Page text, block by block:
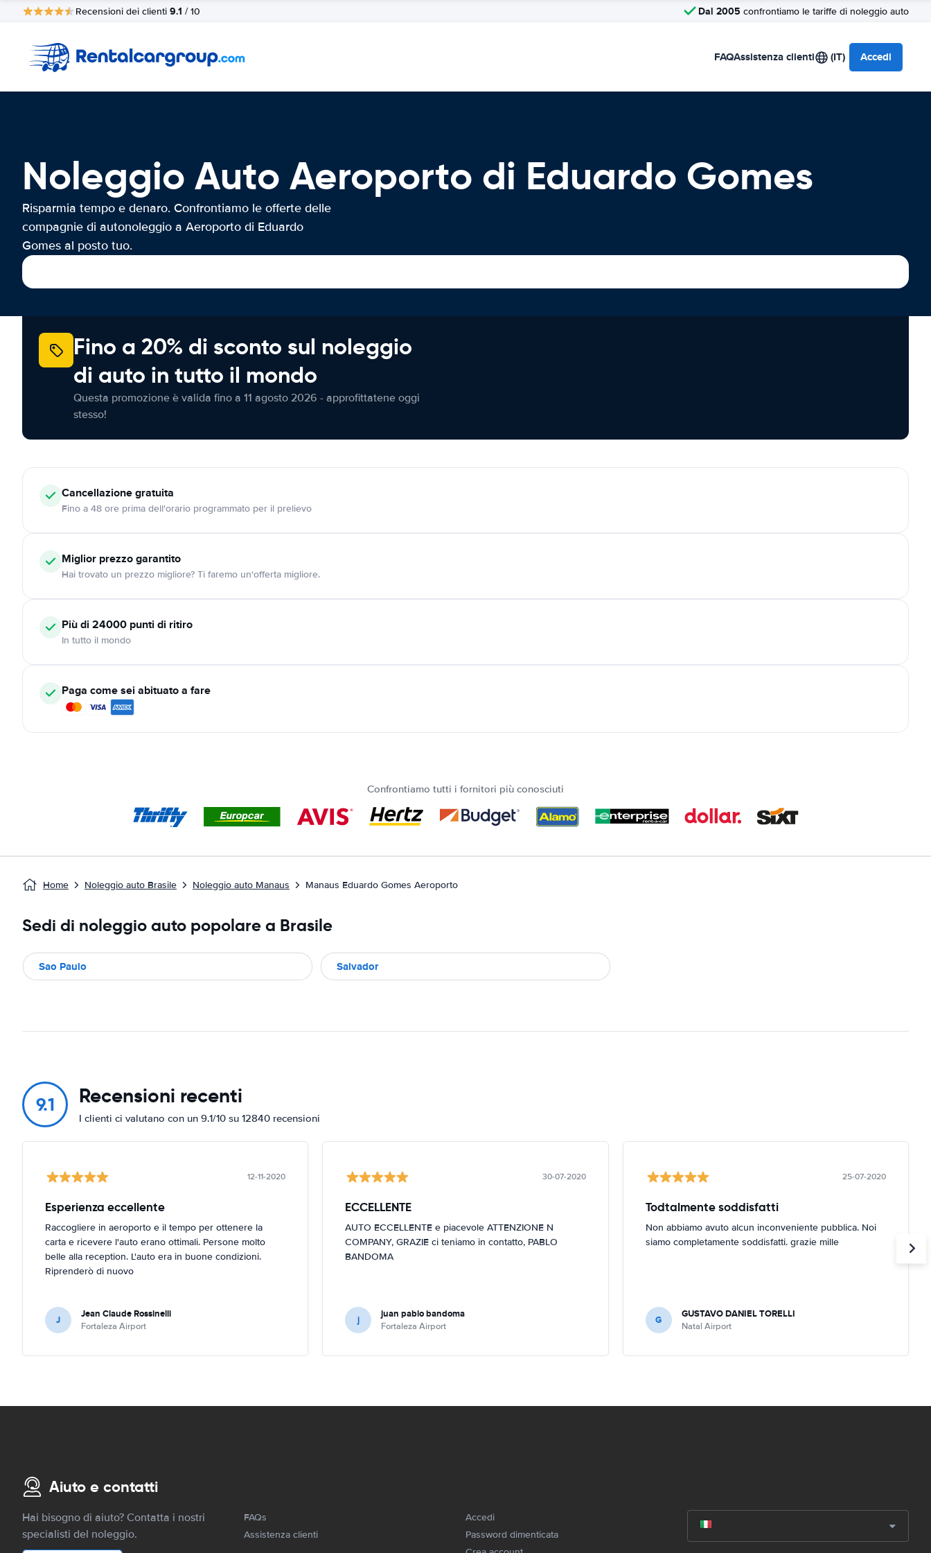
Recensioni dei clienti 9.1 / 10 Dal 2005 confrontiamo le tariffe di noleggio auto
FAQAssistenza clienti (IT) Accedi
Noleggio Auto Aeroporto di Eduardo Gomes
Risparmia tempo e denaro. Confrontiamo le offerte delle
compagnie di autonoleggio a Aeroporto di Eduardo
Gomes al posto tuo.
Fino a 20% di sconto sul noleggio
di auto in tutto il mondo
Questa promozione è valida fino a 11 agosto 2026 - approfittatene oggi
stesso!
Cancellazionegratuita
Fino a 48 ore prima dell'orario programmato per il prelievo
Miglior prezzo garantito
Hai trovato un prezzo migliore? Ti faremo un'offerta migliore.
Più di 24000 punti di ritiro
In tutto il mondo
Paga come sei abituato a fare
Confrontiamo tutti i fornitori più conosciuti
Home Noleggio auto Brasile Noleggio auto Manaus Manaus Eduardo Gomes Aeroporto
Sedi di noleggio auto popolare a Brasile
Sao Paulo Salvador
9.1 Recensioni recenti
I clienti ci valutano con un 9.1/10 su 12840 recensioni
12-11-2020
Esperienza eccellente
Raccogliere in aeroporto e il tempo per ottenere la
carta e ricevere l'auto erano ottimali. Persone molto
belle alla reception. L'auto era in buone condizioni.
Riprenderò di nuovo
J Jean Claude Rossinelli
Fortaleza Airport
30-07-2020
ECCELLENTE
AUTO ECCELLENTE e piacevole ATTENZIONE N
COMPANY, GRAZIE ci teniamo in contatto, PABLO
BANDOMA
j juan pablo bandoma
Fortaleza Airport
25-07-2020
Todtalmente soddisfatti
Non abbiamo avuto alcun inconveniente pubblica. Noi
siamo completamente soddisfatti. grazie mille
G GUSTAVO DANIEL TORELLI
Natal Airport
Aiuto e contatti
Hai bisogno di aiuto? Contatta i nostri
specialisti del noleggio.
FAQs
Assistenza clienti
Accedi
Password dimenticata